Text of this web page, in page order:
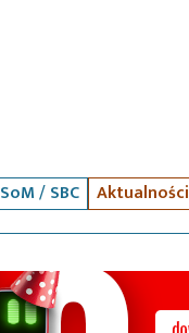
SoM / SBC Aktualności